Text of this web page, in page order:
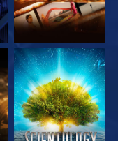
בדוק את הסדרה